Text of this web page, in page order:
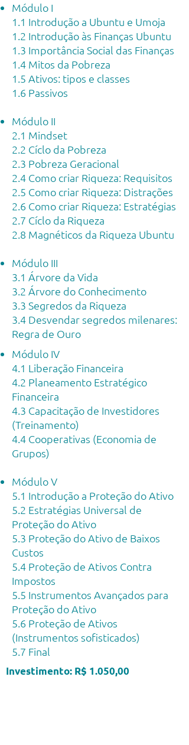
Módulo I
1.1 Introdução a Ubuntu e Umoja
1.2 Introdução às Finanças Ubuntu
1.3 Importância Social das Finanças
1.4 Mitos da Pobreza
1.5 Ativos: tipos e classes
1.6 Passivos
Módulo II
2.1 Mindset
2.2 Cíclo da Pobreza
2.3 Pobreza Geracional
2.4 Como criar Riqueza: Requisitos
2.5 Como criar Riqueza: Distrações
2.6 Como criar Riqueza: Estratégias
2.7 Cíclo da Riqueza
2.8 Magnéticos da Riqueza Ubuntu
Módulo III
3.1 Árvore da Vida
3.2 Árvore do Conhecimento
3.3 Segredos da Riqueza
3.4 Desvendar segredos milenares:
Regra de Ouro
Módulo IV
4.1 Liberação Financeira
4.2 Planeamento Estratégico
Financeira
4.3 Capacitação de Investidores
(Treinamento)
4.4 Cooperativas (Economia de
Grupos)
Módulo V
5.1 Introdução a Proteção do Ativo
5.2 Estratégias Universal de
Proteção do Ativo
5.3 Proteção do Ativo de Baixos
Custos
5.4 Proteção de Ativos Contra
Impostos
5.5 Instrumentos Avançados para
Proteção do Ativo
5.6 Proteção de Ativos
(Instrumentos sofisticados)
5.7 Final
Investimento: R$ 1.050,00